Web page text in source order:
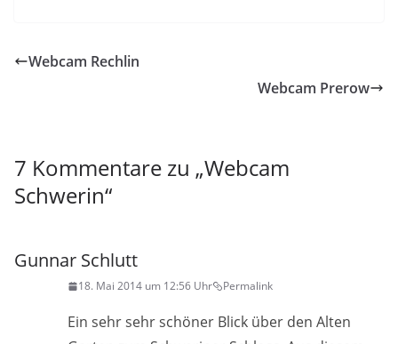
Webcam Rechlin
Webcam Prerow
7 Kommentare zu „Webcam
Schwerin“
Gunnar Schlutt
18. Mai 2014 um 12:56 Uhr Permalink
Ein sehr sehr schöner Blick über den Alten